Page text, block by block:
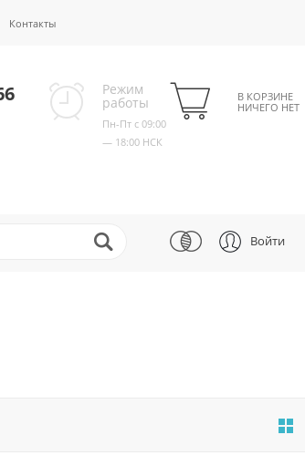
Контакты
Режим
работы
Пн-Пт с 09:00
— 18:00 НСК
В КОРЗИНЕ
НИЧЕГО НЕТ
Войти